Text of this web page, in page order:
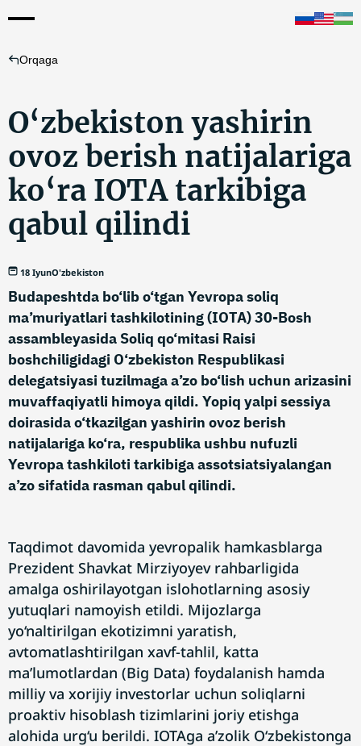
Orqaga
O‘zbekiston yashirin
ovoz berish natijalariga
ko‘ra IOTA tarkibiga
qabul qilindi
18 IyunO'zbekiston
Budapeshtda bo‘lib o‘tgan Yevropa soliq
ma’muriyatlari tashkilotining (IOTA) 30-Bosh
assambleyasida Soliq qo‘mitasi Raisi
boshchiligidagi O‘zbekiston Respublikasi
delegatsiyasi tuzilmaga a’zo bo‘lish uchun arizasini
muvaffaqiyatli himoya qildi. Yopiq yalpi sessiya
doirasida o‘tkazilgan yashirin ovoz berish
natijalariga ko‘ra, respublika ushbu nufuzli
Yevropa tashkiloti tarkibiga assotsiatsiyalangan
a’zo sifatida rasman qabul qilindi.
Taqdimot davomida yevropalik hamkasblarga
Prezident Shavkat Mirziyoyev rahbarligida
amalga oshirilayotgan islohotlarning asosiy
yutuqlari namoyish etildi. Mijozlarga
yo‘naltirilgan ekotizimni yaratish,
avtomatlashtirilgan xavf-tahlil, katta
ma’lumotlardan (Big Data) foydalanish hamda
milliy va xorijiy investorlar uchun soliqlarni
proaktiv hisoblash tizimlarini joriy etishga
alohida urg‘u berildi. IOTAga a’zolik O‘zbekistonga